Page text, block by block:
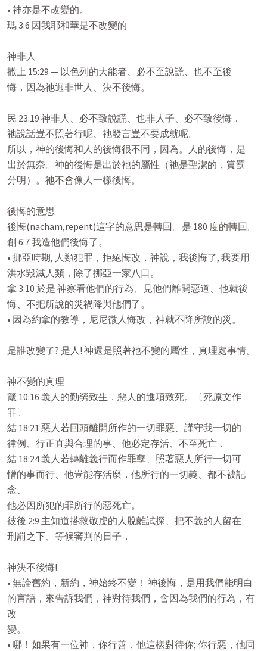
• 神亦是不改變的。
瑪 3:6 因我耶和華是不改變的
神非人
撒上 15:29 — 以色列的大能者、必不至說謊、也不至後
悔．因為祂迥非世人、決不後悔。
民 23:19 神非人、必不致說謊、也非人子、必不致後悔．
祂說話豈不照著行呢、祂發言豈不要成就呢。
所以，神的後悔和人的後悔很不同，因為。人的後悔，是
出於無奈。神的後悔是出於祂的屬性（祂是聖潔的，賞罰
分明）。祂不會像人一樣後悔。
後悔的意思
後悔(nacham,repent)這字的意思是轉回。是 180 度的轉回。
創 6:7 我造他們後悔了。
• 挪亞時期, 人類犯罪，拒絕悔改，神說，我後悔了, 我要用
洪水毀滅人類，除了挪亞一家八口。
拿 3:10 於是 神察看他們的行為、見他們離開惡道、他就後
悔、不把所說的災禍降與他們了。
• 因為約拿的教導，尼尼微人悔改，神就不降所說的災。
是誰改變了? 是人! 神還是照著祂不變的屬性，真理處事情。
神不變的真理
箴 10:16 義人的勤勞致生．惡人的進項致死。〔死原文作
罪〕
結 18:21 惡人若回頭離開所作的一切罪惡、謹守我一切的
律例、行正直與合理的事、他必定存活、不至死亡．
結 18:24 義人若轉離義行而作罪孽、照著惡人所行一切可
憎的事而行、他豈能存活麼．他所行的一切義、都不被記
念、
他必因所犯的罪所行的惡死亡。
彼後 2:9 主知道搭救敬虔的人脫離試探、把不義的人留在
刑罰之下、等候審判的日子．
神決不後悔!
• 無論舊約，新約，神始終不變！ 神後悔，是用我們能明白
的言語，來告訴我們，神對待我們，會因為我們的行為，有
改
變。
• 哪！如果有一位神，你行善，他這樣對待你; 你行惡，他同